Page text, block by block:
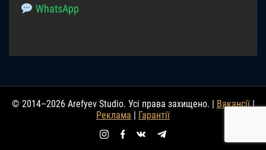
WhatsApp
© 2014–2026 Arefyev Studio. Усі права захищено. | Вакансії|
Реклама
Гарантії